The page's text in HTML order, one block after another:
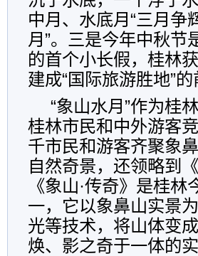
中月、水底月“三月争
月”。三是今年中秋节
的首个小长假，桂林
建成“国际旅游胜地”的
“象山水月”作为桂
桂林市民和中外游客
千市民和游客齐聚象
自然奇景，还领略到
《象山·传奇》是桂
一，它以象鼻山实景
光等技术，将山体变
焕、影之奇于一体的